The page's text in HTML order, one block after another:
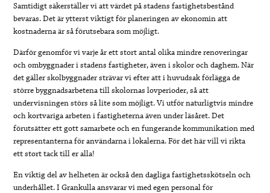
Samtidigt säkerställer vi att värdet på stadens fastighetsbestånd
bevaras. Det är ytterst viktigt för planeringen av ekonomin att
kostnaderna är så förutsebara som möjligt.
Därför genomför vi varje år ett stort antal olika mindre renoveringar
och ombyggnader i stadens fastigheter, även i skolor och daghem. När
det gäller skolbyggnader strävar vi efter att i huvudsak förlägga de
större byggnadsarbetena till skolornas lovperioder, så att
undervisningen störs så lite som möjligt. Vi utför naturligtvis mindre
och kortvariga arbeten i fastigheterna även under läsåret. Det
förutsätter ett gott samarbete och en fungerande kommunikation med
representanterna för användarna i lokalerna. För det här vill vi rikta
ett stort tack till er alla!
En viktig del av helheten är också den dagliga fastighetsskötseln och
underhållet. I Grankulla ansvarar vi med egen personal för